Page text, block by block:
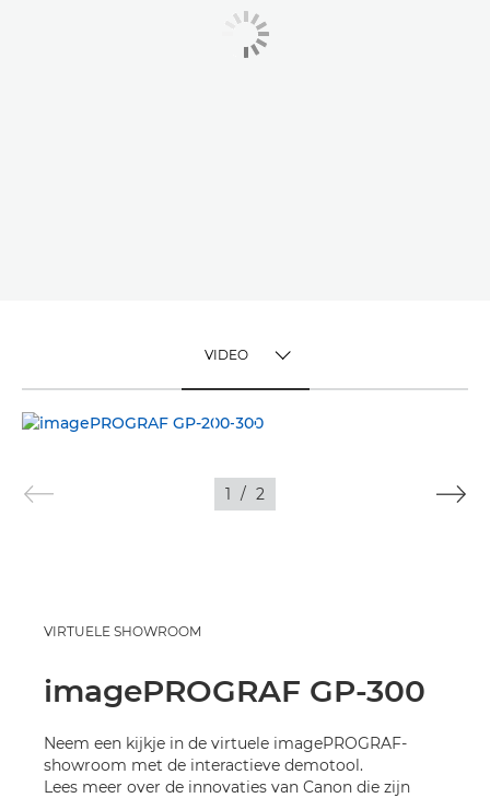
VIDEO
VIDEO
AFBEELDINGEN
1 / 2
VIRTUELE SHOWROOM
imagePROGRAF GP-300
Neem een kijkje in de virtuele imagePROGRAF-
showroom met de interactieve demotool.
Lees meer over de innovaties van Canon die zijn